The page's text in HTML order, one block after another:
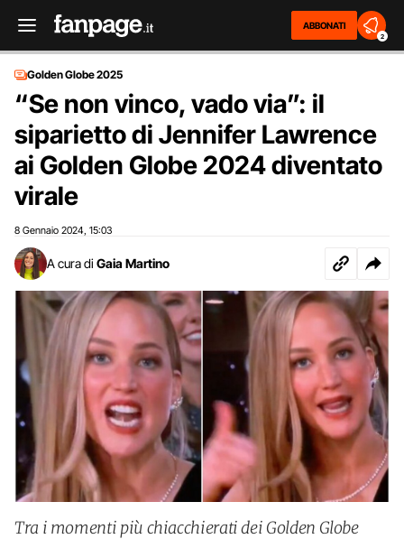
ABBONATI
2
Golden Globe 2025
“Se non vinco, vado via”: il
siparietto di Jennifer Lawrence
ai Golden Globe 2024 diventato
virale
8 Gennaio 2024 15:03
A cura di Gaia Martino
Tra i momenti più chiacchierati dei Golden Globe